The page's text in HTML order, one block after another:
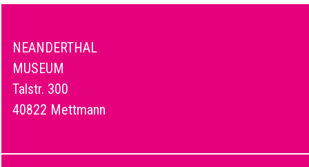
NEANDERTHAL
MUSEUM
Talstr. 300
40822 Mettmann